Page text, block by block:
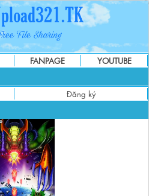
FANPAGE
YOUTUBE
Đăng ký